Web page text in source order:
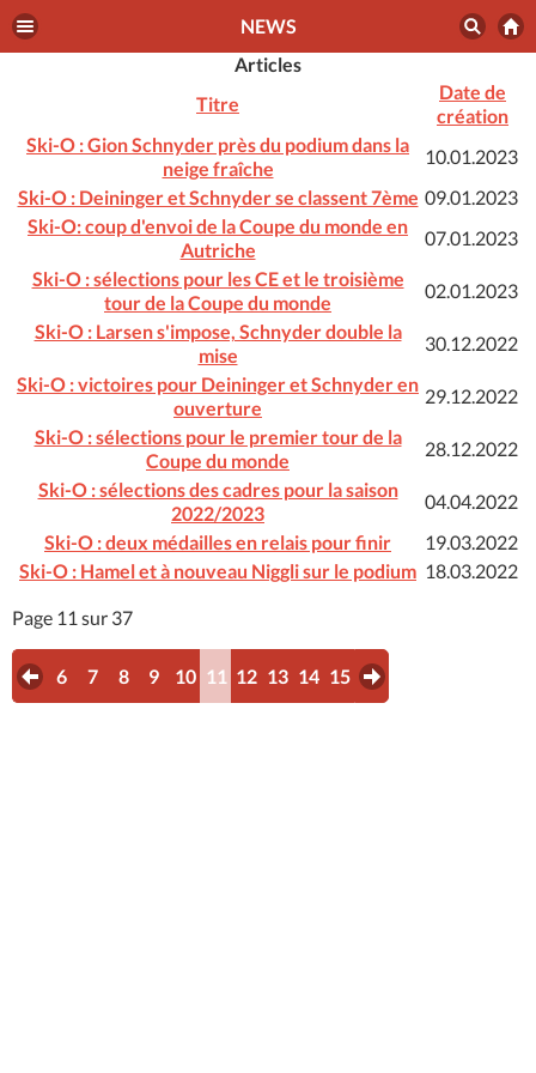
NEWS
Articles
Titre
Date de
création
Ski-O : Gion Schnyder près du podium dans la
neige fraîche
10.01.2023
Ski-O : Deininger et Schnyder se classent 7ème 09.01.2023
Ski-O: coup d'envoi de la Coupe du monde en
Autriche
07.01.2023
Ski-O : sélections pour les CE et le troisième
tour de la Coupe du monde
02.01.2023
Ski-O : Larsen s'impose, Schnyder double la
mise
30.12.2022
Ski-O : victoires pour Deininger et Schnyder en
ouverture
29.12.2022
Ski-O : sélections pour le premier tour de la
Coupe du monde
28.12.2022
Ski-O : sélections des cadres pour la saison
2022/2023
04.04.2022
Ski-O : deux médailles en relais pour finir
19.03.2022
Ski-O : Hamel et à nouveau Niggli sur le podium 18.03.2022
Page 11 sur 37
6 7 8 9 10 11 12 13 14 15